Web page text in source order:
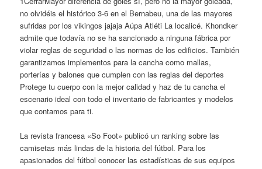
no olvidéis el histórico 3-6 en el Bernabeu, una de las mayores
sufridas por los vikingos jajaja Aúpa Atléti La localicé. Khondker
admite que todavía no se ha sancionado a ninguna fábrica por
violar reglas de seguridad o las normas de los edificios. También
garantizamos implementos para la cancha como mallas,
porterías y balones que cumplen con las reglas del deportes
Protege tu cuerpo con la mejor calidad y haz de tu cancha el
escenario ideal con todo el inventario de fabricantes y modelos
que contamos para ti.
La revista francesa «So Foot» publicó un ranking sobre las
camisetas más lindas de la historia del fútbol. Para los
apasionados del fútbol conocer las estadísticas de sus equipos